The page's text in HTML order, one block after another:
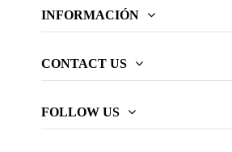
INFORMACIÓN
CONTACT US
FOLLOW US